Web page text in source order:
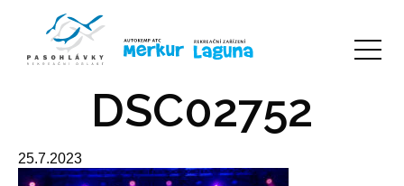
DSC02752
25.7.2023